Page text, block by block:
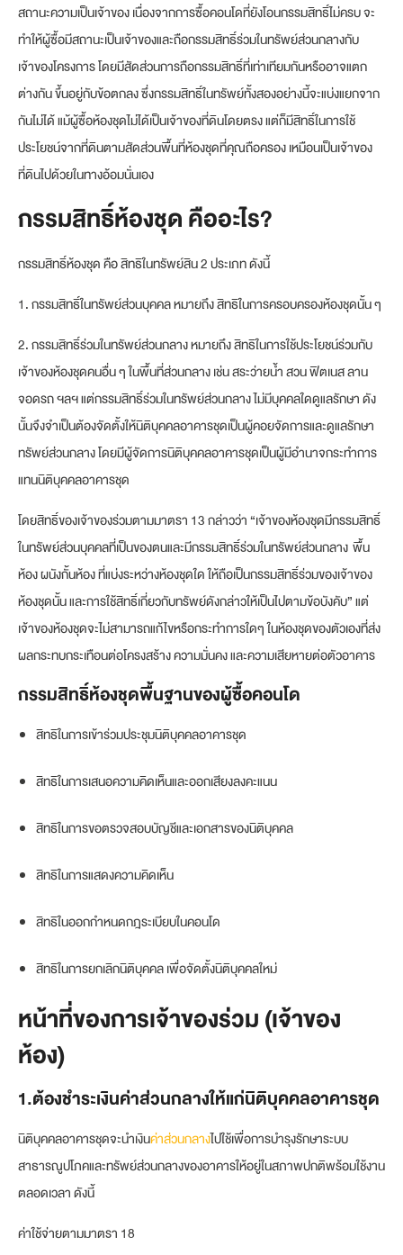
สถานะความเป็นเจ้าของ เนื่องจากการซื้อคอนโดที่ยังโอนกรรมสิทธิ์ไม่ครบ จะ
ทำให้ผู้ซื้อมีสถานะเป็นเจ้าของและถือกรรมสิทธิ์ร่วมในทรัพย์ส่วนกลางกับ
เจ้าของโครงการ โดยมีสัดส่วนการถือกรรมสิทธิ์ที่เท่าเทียมกันหรืออาจแตก
ต่างกัน ขึ้นอยู่กับข้อตกลง ซึ่งกรรมสิทธิ์ในทรัพย์ทั้งสองอย่างนี้จะแบ่งแยกจาก
กันไม่ได้ แม้ผู้ซื้อห้องชุดไม่ได้เป็นเจ้าของที่ดินโดยตรง แต่ก็มีสิทธิ์ในการใช้
ประโยชน์จากที่ดินตามสัดส่วนพื้นที่ห้องชุดที่คุณถือครอง เหมือนเป็นเจ้าของ
ที่ดินไปด้วยในทางอ้อมนั่นเอง
กรรมสิทธิ์ห้องชุด คืออะไร?
กรรมสิทธิ์ห้องชุด คือ สิทธิในทรัพย์สิน 2 ประเภท ดังนี้
1. กรรมสิทธิ์ในทรัพย์ส่วนบุคคล หมายถึง สิทธิในการครอบครองห้องชุดนั้น ๆ
2. กรรมสิทธิ์ร่วมในทรัพย์ส่วนกลาง หมายถึง สิทธิในการใช้ประโยชน์ร่วมกับ
เจ้าของห้องชุดคนอื่น ๆ ในพื้นที่ส่วนกลาง เช่น สระว่ายน้ำ สวน ฟิตเนส ลาน
จอดรถ ฯลฯ แต่กรรมสิทธิ์ร่วมในทรัพย์ส่วนกลาง ไม่มีบุคคลใดดูแลรักษา ดัง
นั้นจึงจําเป็นต้องจัดตั้งให้นิติบุคคลอาคารชุดเป็นผู้คอยจัดการและดูแลรักษา
ทรัพย์ส่วนกลาง โดยมีผู้จัดการนิติบุคคลอาคารชุดเป็นผู้มีอํานาจกระทําการ
แทนนิติบุคคลอาคารชุด
โดยสิทธิ์ของเจ้าของร่วมตามมาตรา 13 กล่าวว่า “เจ้าของห้องชุดมีกรรมสิทธิ์
ในทรัพย์ส่วนบุคคลที่เป็นของตนและมีกรรมสิทธิ์ร่วมในทรัพย์ส่วนกลาง พื้น
ห้อง ผนังกั้นห้อง ที่แบ่งระหว่างห้องชุดใด ให้ถือเป็นกรรมสิทธิ์ร่วมของเจ้าของ
ห้องชุดนั้น และการใช้สิทธิ์เกี่ยวกับทรัพย์ดังกล่าวให้เป็นไปตามข้อบังคับ” แต่
เจ้าของห้องชุดจะไม่สามารถแก้ไขหรือกระทําการใดๆ ในห้องชุดของตัวเองที่ส่ง
ผลกระทบกระเทือนต่อโครงสร้าง ความมั่นคง และความเสียหายต่อตัวอาคาร
กรรมสิทธิ์ห้องชุดพื้นฐานของผู้ซื้อคอนโด
สิทธิในการเข้าร่วมประชุมนิติบุคคลอาคารชุด
สิทธิในการเสนอความคิดเห็นและออกเสียงลงคะแนน
สิทธิในการขอตรวจสอบบัญชีและเอกสารของนิติบุคคล
สิทธิในการแสดงความคิดเห็น
สิทธิในออกกำหนดกฎระเบียบในคอนโด
สิทธิในการยกเลิกนิติบุคคล เพื่อจัดตั้งนิติบุคคลใหม่
หน้าที่ของการเจ้าของร่วม(เจ้าของ
ห้อง)
1.ต้องชำระเงินค่าส่วนกลางให้แก่นิติบุคคลอาคารชุด
นิติบุคคลอาคารชุดจะนำเงินค่าส่วนกลางไปใช้เพื่อการบำรุงรักษาระบบ
สาธารณูปโภคและทรัพย์ส่วนกลางของอาคารให้อยู่ในสภาพปกติพร้อมใช้งาน
ตลอดเวลา ดังนี้
ค่าใช้จ่ายตามมาตรา 18